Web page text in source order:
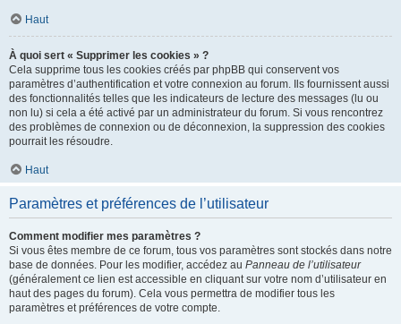
Haut
À quoi sert « Supprimer les cookies » ?
Cela supprime tous les cookies créés par phpBB qui conservent vos
paramètres d’authentification et votre connexion au forum. Ils fournissent aussi
des fonctionnalités telles que les indicateurs de lecture des messages (lu ou
non lu) si cela a été activé par un administrateur du forum. Si vous rencontrez
des problèmes de connexion ou de déconnexion, la suppression des cookies
pourrait les résoudre.
Haut
Paramètres et préférences de l’utilisateur
Comment modifier mes paramètres ?
Si vous êtes membre de ce forum, tous vos paramètres sont stockés dans notre
base de données. Pour les modifier, accédez au Panneau de l’utilisateur
(généralement ce lien est accessible en cliquant sur votre nom d’utilisateur en
haut des pages du forum). Cela vous permettra de modifier tous les
paramètres et préférences de votre compte.